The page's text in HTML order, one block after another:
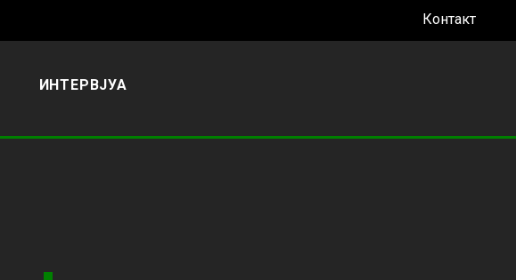
Контакт
ИНТЕРВЈУА